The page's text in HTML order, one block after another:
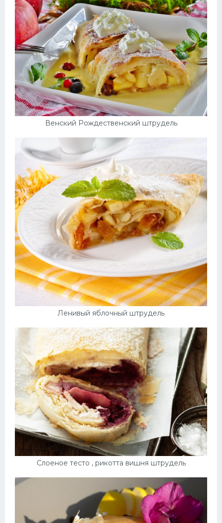
Венский Рождественский штрудель
Ленивый яблочный штрудель
Слоеное тесто , рикотта вишня штрудель